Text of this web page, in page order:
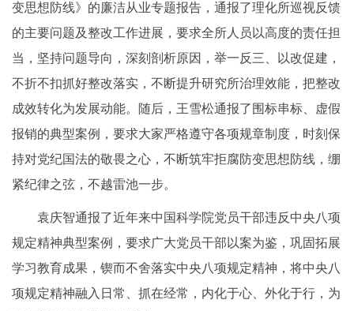
变思想防线》的廉洁从业专题报告，通报了理化所巡视反馈
的主要问题及整改工作进展，要求全所人员以高度的责任担
当，坚持问题导向，深刻剖析原因，举一反三、以改促建，
不折不扣抓好整改落实，不断提升研究所治理效能，把整改
成效转化为发展动能。随后，王雪松通报了围标串标、虚假
报销的典型案例，要求大家严格遵守各项规章制度，时刻保
持对党纪国法的敬畏之心，不断筑牢拒腐防变思想防线，绷
紧纪律之弦，不越雷池一步。
袁庆智通报了近年来中国科学院党员干部违反中央八项
规定精神典型案例，要求广大党员干部以案为鉴，巩固拓展
学习教育成果，锲而不舍落实中央八项规定精神，将中央八
项规定精神融入日常、抓在经常，内化于心、外化于行，为